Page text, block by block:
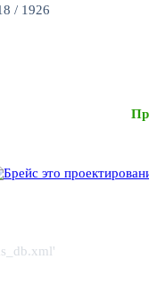
/ 1926